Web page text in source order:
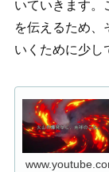
いていきます。
を伝えるため、
いくために少し